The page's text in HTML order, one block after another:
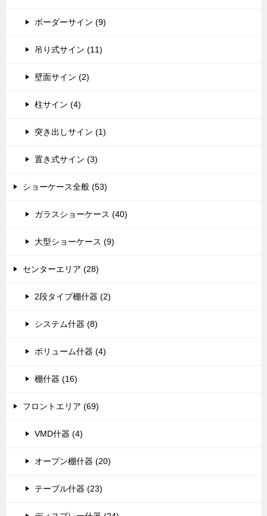
ボーダーサイン (9)
吊り式サイン (11)
壁面サイン (2)
柱サイン (4)
突き出しサイン (1)
置き式サイン (3)
ショーケース全般 (53)
ガラスショーケース (40)
大型ショーケース (9)
センターエリア (28)
2段タイプ棚什器 (2)
システム什器 (8)
ボリューム什器 (4)
棚什器 (16)
フロントエリア (69)
VMD什器 (4)
オープン棚什器 (20)
テーブル什器 (23)